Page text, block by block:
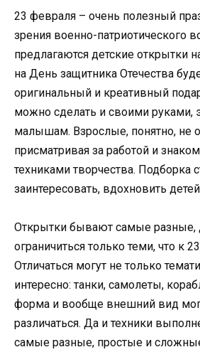
23 февраля – очень полезный
зрения военно-патриотического
предлагаются детские открытки
на День защитника Отечества
оригинальный и креативный
можно сделать и своими руками,
малышам. Взрослые, понятно, не
присматривая за работой и
техниками творчества. Подборка
заинтересовать, вдохновить
Открытки бывают самые разные,
ограничиться только теми, что к
Отличаться могут не только
интересно: танки, самолеты,
форма и вообще внешний вид
различаться. Да и техники
самые разные, простые и